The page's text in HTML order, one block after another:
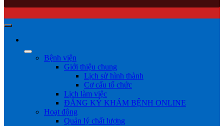
Bệnh viện
Giới thiệu chung
Lịch sử hình thành
Cơ cấu tổ chức
Lịch làm việc
ĐĂNG KÝ KHÁM BỆNH ONLINE
Hoạt động
Quản lý chất lượng